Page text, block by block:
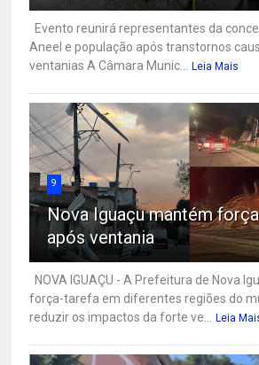
Evento reunirá representantes da
Aneel e população após transtornos
ventanias A Câmara Munic...
Leia Mais
9
Nova Iguaçu mantém
após ventania
NOVA IGUAÇU - A Prefeitura de Nova
força-tarefa em diferentes regiões do
reduzir os impactos da forte ve...
Leia